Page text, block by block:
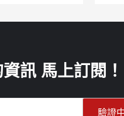
訊 馬上訂閱！